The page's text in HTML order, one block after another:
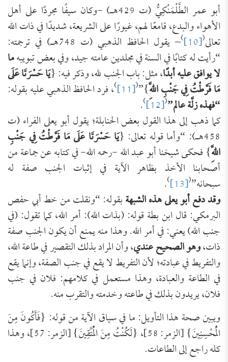
أبو عمر الطَّلْمَنْكِيُّ (ت 429هـ) -وكان سيفًا مجردًا على أهل
الأهواء والبدع، قامعًا لهم، غيورًا على الشريعة، شديدًا في ذات الله
تعالى(
[10]
) – يقول الحافظ الذهبي (ت 748هـ) في ترجمته:
“رأيت له كتابًا في السنة في مجلدين عامته جيد، وفي بعض تبويبهما
لا يوافق عليه أبدًا، مثل: باب الجنب لله، وذكر فيه: {يَا حَسْرَتَا عَلَى
مَا فَرَّطْتُ فِي جَنْبِ اللَّهِ}”
(
[11]
)، فرد الحافظ الذهبي عليه بقوله:
“فهذه زلَّة عالم”(
[12]
)
.
كما ذهب إلى هذا القول بعض الحنابلة؛ يقول أبو يعلى الفراء (ت
458هـ): “وأما قوله تعالى: { يَا حَسْرَتَا عَلَى مَا فَرَّطْتُ فِي جَنْبِ
اللَّهِ} فحكى شيخنا أبو عبد الله -رحمه الله- في كتابه عن جماعة من
أصحابنا الأخذ بظاهر الآية في إثبات الجنب صفة له
سبحانه”(
[13]
)
.
وقد دفع أبو يعلى هذه الشبهةبقوله: “ونقلت من خط أبي حفص
البرمكي: قال ابن بطة قوله: (بذات الله): أمر الله، كما تقول: (في
جنب الله) يعني: في أمر الله. وهذا منه يمنع أن يكون الجنب صفة
ذات،وهو الصحيح عندي، وأن المراد بذلك التقصير في طاعة الله،
والتفريط في عبادته؛ لأن التفريط لا يقع في جنب الصفة، وإنما يقع
في الطاعة والعبادة، وهذا مستعمل في كلامهم: فلان في جنب
فلان، يريدون بذلك في طاعته وخدمته والتقرب منه.
ويبين صحة هذا التأويل: ما في سياق الآية من قوله: {فَأَكُونَ مِنَ
الْمُحْسِنِينَ} [الزمر: 58]، {لَكُنْتُ مِنَ الْمُتَّقِينَ} [الزمر: 57]، وهذا
كله راجع إلى الطاعات.